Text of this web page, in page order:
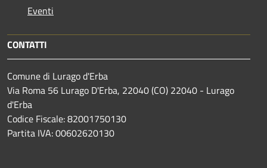
Eventi
CONTATTI
Comune di Lurago d'Erba
Via Roma 56 Lurago D'Erba, 22040 (CO) 22040 - Lurago
d'Erba
Codice Fiscale: 82001750130
Partita IVA: 00602620130